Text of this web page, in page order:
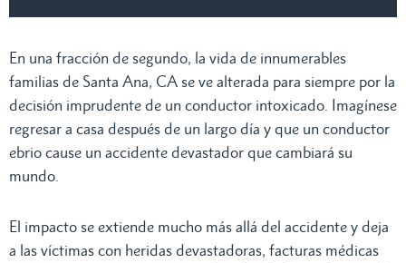
En una fracción de segundo, la vida de innumerables
familias de Santa Ana, CA se ve alterada para siempre por la
decisión imprudente de un conductor intoxicado. Imagínese
regresar a casa después de un largo día y que un conductor
ebrio cause un accidente devastador que cambiará su
mundo.
El impacto se extiende mucho más allá del accidente y deja
a las víctimas con heridas devastadoras, facturas médicas